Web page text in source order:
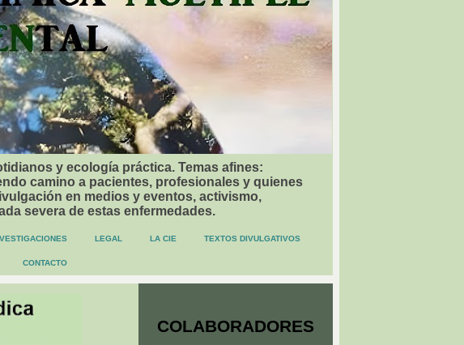
y ecología práctica. Temas afines:
camino a pacientes, profesionales y quienes
en medios y eventos, activismo,
severa de estas enfermedades.
LEGAL LA CIE TEXTOS DIVULGATIVOS
CONTACTO
COLABORADORES